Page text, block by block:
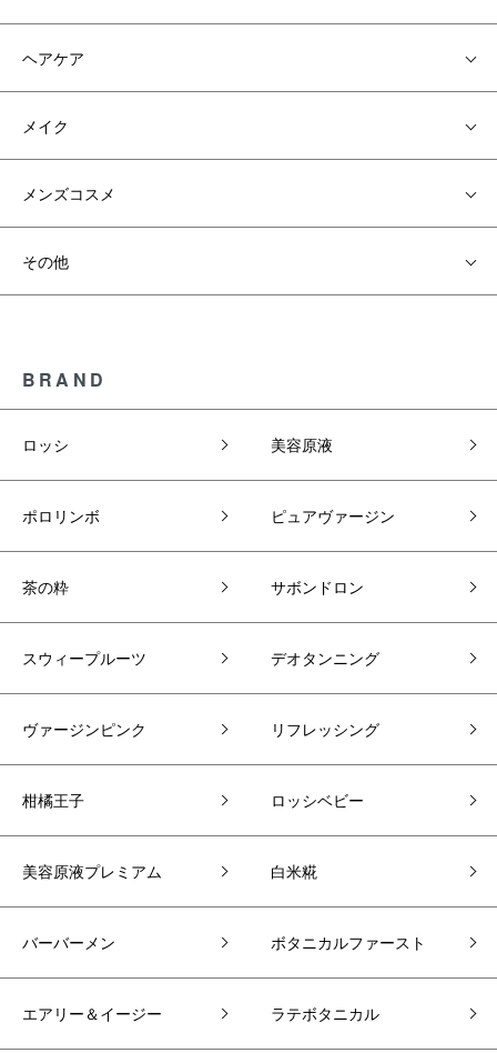
ヘアケア
メイク
メンズコスメ
その他
BRAND
ロッシ 美容原液
ポロリンボ ピュアヴァージン
茶の粋 サボンドロン
スウィープルーツ デオタンニング
ヴァージンピンク リフレッシング
柑橘王子 ロッシベビー
美容原液プレミアム 白米糀
バーバーメン ボタニカルファースト
エアリー＆イージー ラテボタニカル